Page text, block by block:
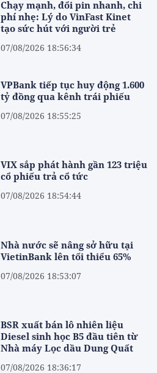
Chạy mạnh, đổi pin nhanh, chi
phí nhẹ: Lý do VinFast Kinet
tạo sức hút với người trẻ
07/08/2026 18:56:34
VPBank tiếp tục huy động 1.600
tỷ đồng qua kênh trái phiếu
07/08/2026 18:55:25
VIX sắp phát hành gần 123 triệu
cổ phiếu trả cổ tức
07/08/2026 18:54:44
Nhà nước sẽ nâng sở hữu tại
VietinBank lên tối thiểu 65%
07/08/2026 18:53:07
BSR xuất bán lô nhiên liệu
Diesel sinh học B5 đầu tiên từ
Nhà máy Lọc dầu Dung Quất
07/08/2026 18:36:17